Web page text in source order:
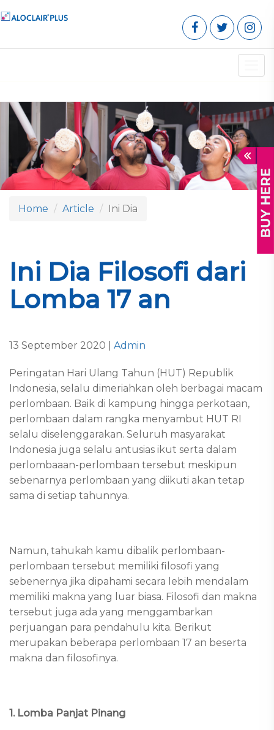
Home Article Ini Dia
Ini Dia Filosofi dari
Lomba 17 an
13 September 2020 | Admin
Peringatan Hari Ulang Tahun (HUT) Republik
Indonesia, selalu dimeriahkan oleh berbagai macam
perlombaan. Baik di kampung hingga perkotaan,
perlombaan dalam rangka menyambut HUT RI
selalu diselenggarakan. Seluruh masyarakat
Indonesia juga selalu antusias ikut serta dalam
perlombaaan-perlombaan tersebut meskipun
sebenarnya perlombaan yang diikuti akan tetap
sama di setiap tahunnya.
Namun, tahukah kamu dibalik perlombaan-
perlombaan tersebut memiliki filosofi yang
sebenernya jika dipahami secara lebih mendalam
memiliki makna yang luar biasa. Filosofi dan makna
tersebut juga ada yang menggambarkan
perjuangan para pendahulu kita. Berikut
merupakan beberapa perlombaan 17 an beserta
makna dan filosofinya.
1. Lomba Panjat Pinang